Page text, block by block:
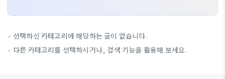
선택하신 카테고리에 해당하는 글이 없습니다.
다른 카테고리를 선택하시거나, 검색 기능을 활용해 보세요.